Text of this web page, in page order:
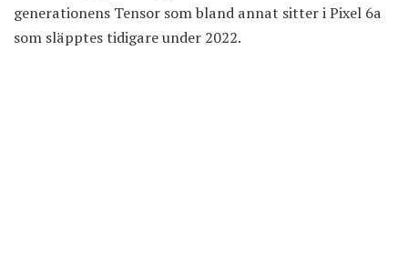
generationens Tensor som bland annat sitter i Pixel 6a
som släpptes tidigare under 2022.